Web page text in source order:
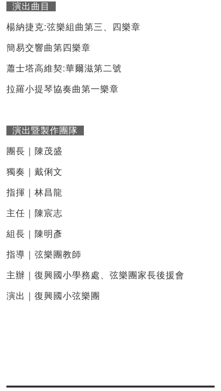
演出曲目
楊納捷克:弦樂組曲第三、四樂章
簡易交響曲第四樂章
蕭士塔高維契:華爾滋第二號
拉羅小提琴協奏曲第一樂章
演出暨製作團隊
團長｜陳茂盛
獨奏｜戴俐文
指揮｜林昌龍
主任｜陳宸志
組長｜陳明彥
指導｜弦樂團教師
主辦｜復興國小學務處、弦樂團家長後援會
演出｜復興國小弦樂團